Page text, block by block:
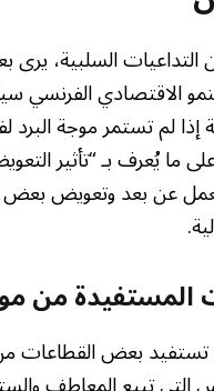
السلبية، يرى
الاقتصادي الفرنسي
لم تستمر موجة البرد
ما يُعرف بـ “تأثير
عن بعد وتعويض بعض
المستفيدة من
تستفيد بعض القطاعات